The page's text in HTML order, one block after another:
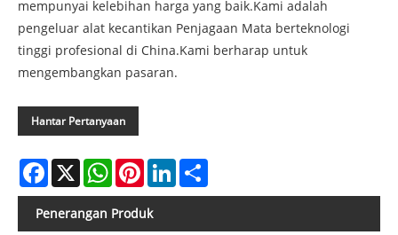
mempunyai kelebihan harga yang baik.Kami adalah
pengeluar alat kecantikan Penjagaan Mata berteknologi
tinggi profesional di China.Kami berharap untuk
mengembangkan pasaran.
Hantar Pertanyaan
Facebook
X WhatsAppPinterestLinkedIn
Penerangan Produk